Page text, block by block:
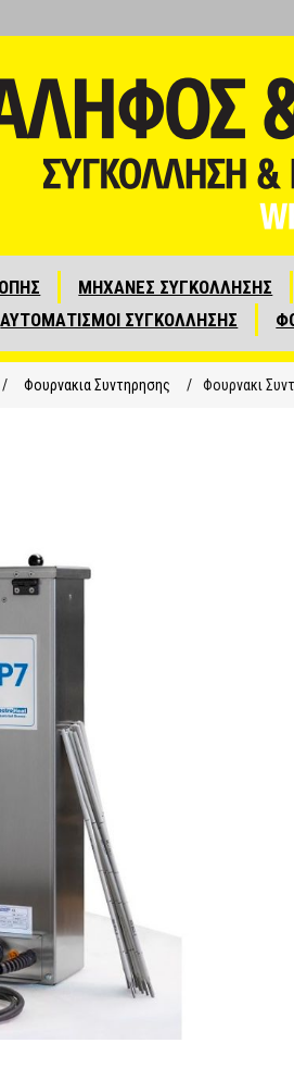
ΜΗΧΑΝΕΣ ΣΥΓΚΟΛΛΗΣΗΣ
ΑΥΤΟΜΑΤΙΣΜΟΙ ΣΥΓΚΟΛΛΗΣΗΣ
/ Φουρνακια Συντηρησης / Φουρνακι